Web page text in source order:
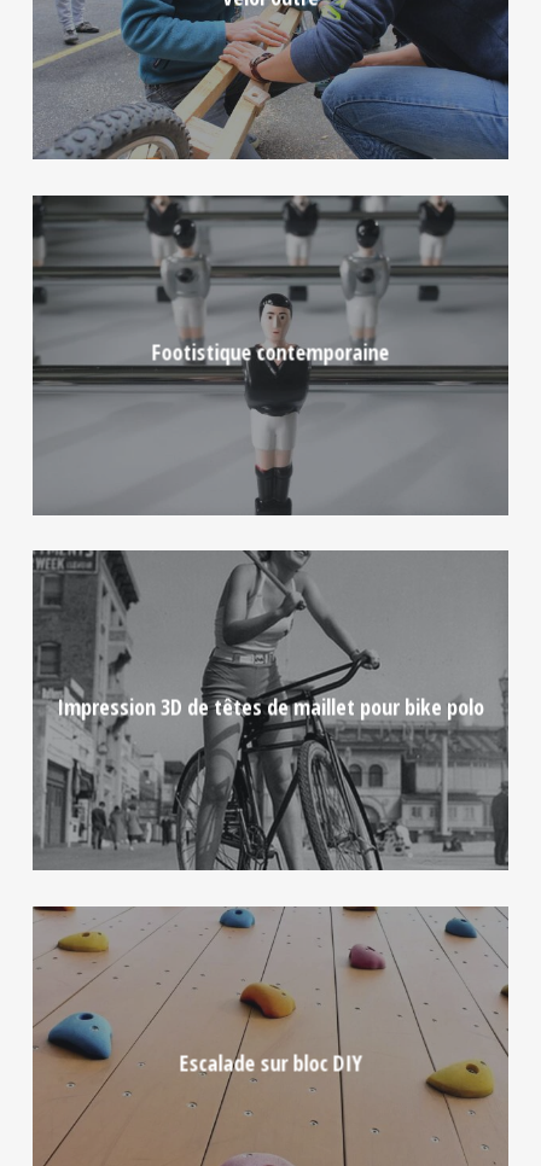
Footistique contemporaine
Impression 3D de têtes de maillet pour bike polo
Escalade sur bloc DIY